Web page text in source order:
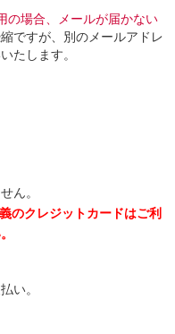
の場合、メールが届かない
ですが、別のメールアドレ
たします。
ん。
のクレジットカードはご利
い。